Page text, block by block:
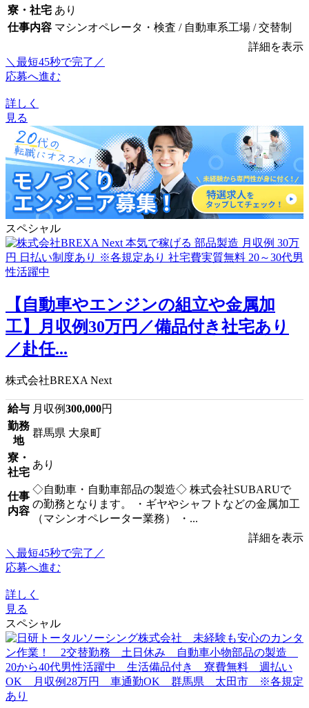
寮・社宅 あり
仕事内容 マシンオペレータ・検査 / 自動車系工場 / 交替制
詳細を表示
＼最短45秒で完了／
応募へ進む
詳しく
見る
スペシャル
【自動車やエンジンの組立や金属加
工】月収例30万円／備品付き社宅あり
／赴任...
株式会社BREXA Next
給与 月収例300,000円
勤務
地
群馬県 大泉町
寮・
社宅
あり
仕事
内容
◇自動車・自動車部品の製造◇ 株式会社SUBARUで
の勤務となります。 ・ギヤやシャフトなどの金属加工
（マシンオペレーター業務） ・...
詳細を表示
＼最短45秒で完了／
応募へ進む
詳しく
見る
スペシャル